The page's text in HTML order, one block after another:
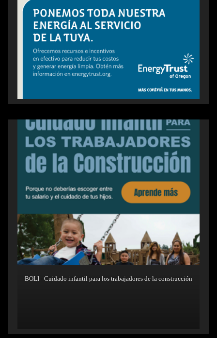
BOLI - Cuidado infantil para los trabajadores de la construcción